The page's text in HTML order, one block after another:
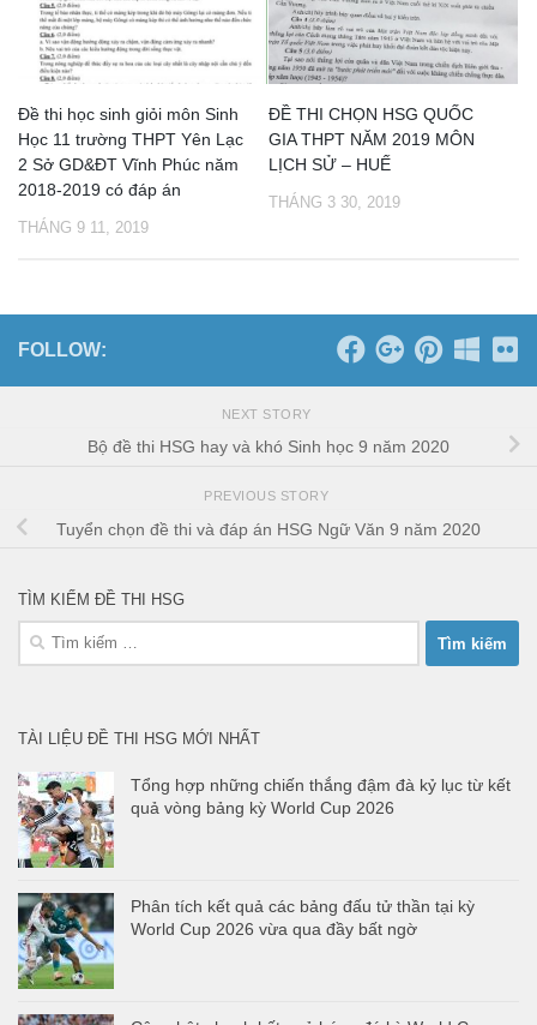
Đề thi học sinh giỏi môn Sinh
Học 11 trường THPT Yên Lạc
2 Sở GD&ĐT Vĩnh Phúc năm
2018-2019 có đáp án
THÁNG 9 11, 2019
ĐỀ THI CHỌN HSG QUỐC
GIA THPT NĂM 2019 MÔN
LỊCH SỬ – HUẾ
THÁNG 3 30, 2019
FOLLOW:
NEXT STORY
Bộ đề thi HSG hay và khó Sinh học 9 năm 2020
PREVIOUS STORY
Tuyển chọn đề thi và đáp án HSG Ngữ Văn 9 năm 2020
TÌM KIẾM ĐỀ THI HSG
Tìm
kiếm
TÀI LIỆU ĐỀ THI HSG MỚI NHẤT
Tổng hợp những chiến thắng đậm đà kỷ lục từ kết
quả vòng bảng kỳ World Cup 2026
Phân tích kết quả các bảng đấu tử thần tại kỳ
World Cup 2026 vừa qua đầy bất ngờ